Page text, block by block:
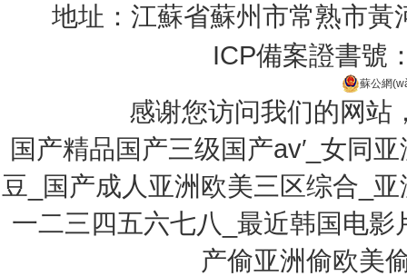
地址：江蘇省蘇州市常熟市黃
ICP備案證書號
蘇公網
感谢您访问我们的网站
国产精品国产三级国产av′_女同
豆_国产成人亚洲欧美三区综合_
一二三四五六七八_最近韩国电影
产偷亚洲偷欧美